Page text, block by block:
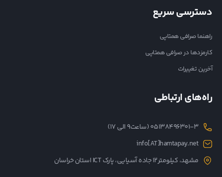
دسترسی سریع
راهنما صرافی همتاپی
کارمزدها در صرافی همتاپی
آخرین تغییرات
راه‌های ارتباطی
05138496301-3 (ساعت۹ الی ۱۷)
info[AT]hamtapay.net
مشهد، کیلومتر12 جاده آسیایی، پارک ICT استان خراسان